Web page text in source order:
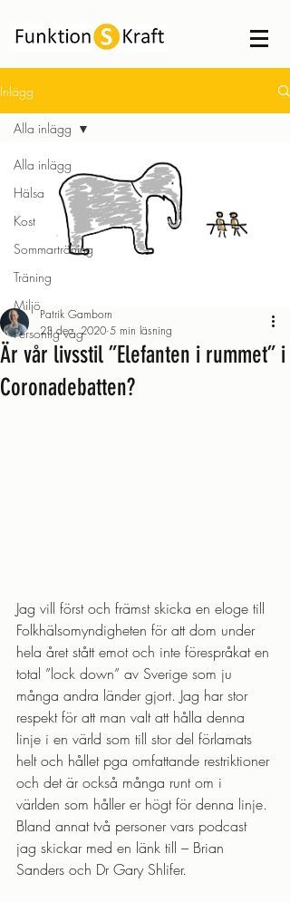
Inlägg
Alla inlägg
Hälsa
Kost
Sommarträning
Träning
Miljö
Personlig våg
Alla inlägg
Är vår livsstil ”Elefanten i rummet” i
Coronadebatten?
Patrik Gamborn
23 dec. 2020 5 min läsning
Jag vill först och främst skicka en eloge till
Folkhälsomyndigheten för att dom under
hela året stått emot och inte förespråkat en
total ”lock down” av Sverige som ju
många andra länder gjort. Jag har stor
respekt för att man valt att hålla denna
linje i en värld som till stor del förlamats
helt och hållet pga omfattande restriktioner
och det är också många runt om i
världen som håller er högt för denna linje.
Bland annat två personer vars podcast
jag skickar med en länk till – Brian
Sanders och Dr Gary Shlifer.